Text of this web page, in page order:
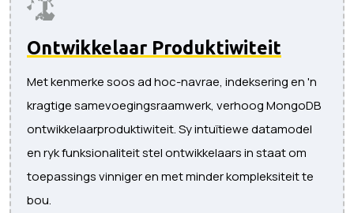
Ontwikkelaar Produktiwiteit
Met kenmerke soos ad hoc-navrae, indeksering en 'n
kragtige samevoegingsraamwerk, verhoog MongoDB
ontwikkelaarproduktiwiteit. Sy intuïtiewe datamodel
en ryk funksionaliteit stel ontwikkelaars in staat om
toepassings vinniger en met minder kompleksiteit te
bou.